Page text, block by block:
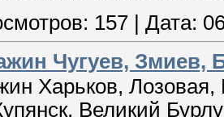
157 Дата:
Чугуев, Змиев,
Харьков,
Великий